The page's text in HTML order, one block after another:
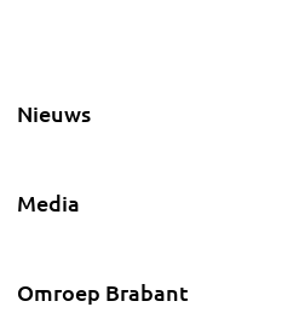
Nieuws
Media
Omroep Brabant